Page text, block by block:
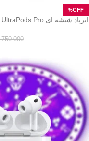
ایرپاد شیشه ای UltraPods Pro |هندزفری بلوتوثی شفاف با بیس قوی
750.000